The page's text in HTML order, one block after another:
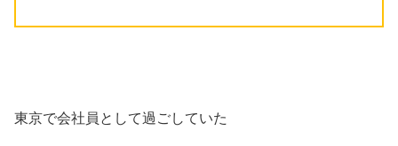
東京で会社員として過ごしていた